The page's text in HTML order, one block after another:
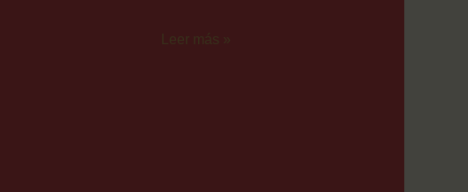
Leer más »